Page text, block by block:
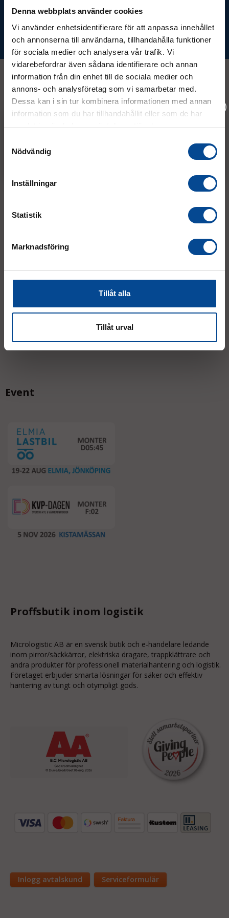
Denna webbplats använder cookies
Vi använder enhetsidentifierare för att anpassa innehållet
och annonserna till användarna, tillhandahålla funktioner
för sociala medier och analysera vår trafik. Vi
vidarebefordrar även sådana identifierare och annan
information från din enhet till de sociala medier och
annons- och analysföretag som vi samarbetar med.
Dessa kan i sin tur kombinera informationen med annan
information som du har tillhandahållit eller som de har
samlat in när du har använt deras tjänster.
Nödvändig
Inställningar
Statistik
Marknadsföring
Tillåt alla
Tillåt urval
Prenumerera
Kontakt
info@micrologistic.com
187 66 Täby
Mån–Tor:7.30–16.30
Event
Proffsbutik inom logistik
Micrologistic AB är en svensk butik och e-handelare ledande
inom pirror/säckkärror, elektriska dragare, trappklättrare och
andra produkter för professionell materialhantering och logistik.
Företaget erbjuder smarta lösningar för säker och effektiv
hantering av tungt och otympligt gods.
Inlogg avtalskund Serviceformulär